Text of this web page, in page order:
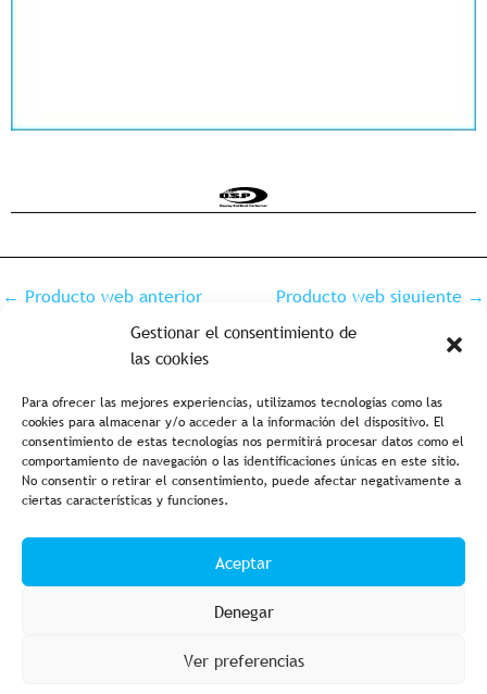
Gestionar el consentimiento de
las cookies
Para ofrecer las mejores experiencias, utilizamos tecnologías como las
cookies para almacenar y/o acceder a la información del dispositivo. El
consentimiento de estas tecnologías nos permitirá procesar datos como el
comportamiento de navegación o las identificaciones únicas en este sitio.
No consentir o retirar el consentimiento, puede afectar negativamente a
ciertas características y funciones.
Aceptar
Denegar
Ver preferencias
← Producto web anterior Producto web siguiente →
Aviso legal y política de privacidad Política de cookies
Condiciones de compra Accesibilidad